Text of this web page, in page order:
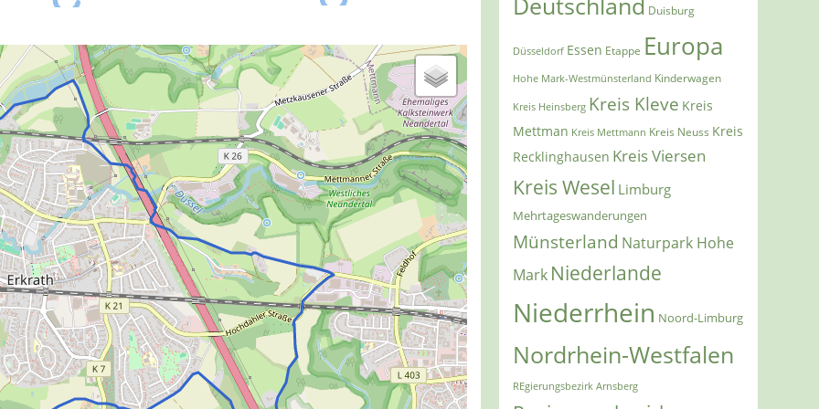
Duisburg
Düsseldorf Essen Etappe Europa
Hohe Mark-Westmünsterland Kinderwagen
Kreis Heinsberg Kreis Kleve Kreis
Mettman Kreis Mettmann Kreis Neuss Kreis
Recklinghausen Kreis Viersen
Kreis Wesel Limburg
Mehrtageswanderungen
Münsterland Naturpark Hohe
Mark Niederlande
Niederrhein Noord-Limburg
Nordrhein-Westfalen
REgierungsbezirk Arnsberg